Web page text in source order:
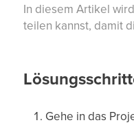
In diesem Artikel
teilen kannst, damit
Gehe in das